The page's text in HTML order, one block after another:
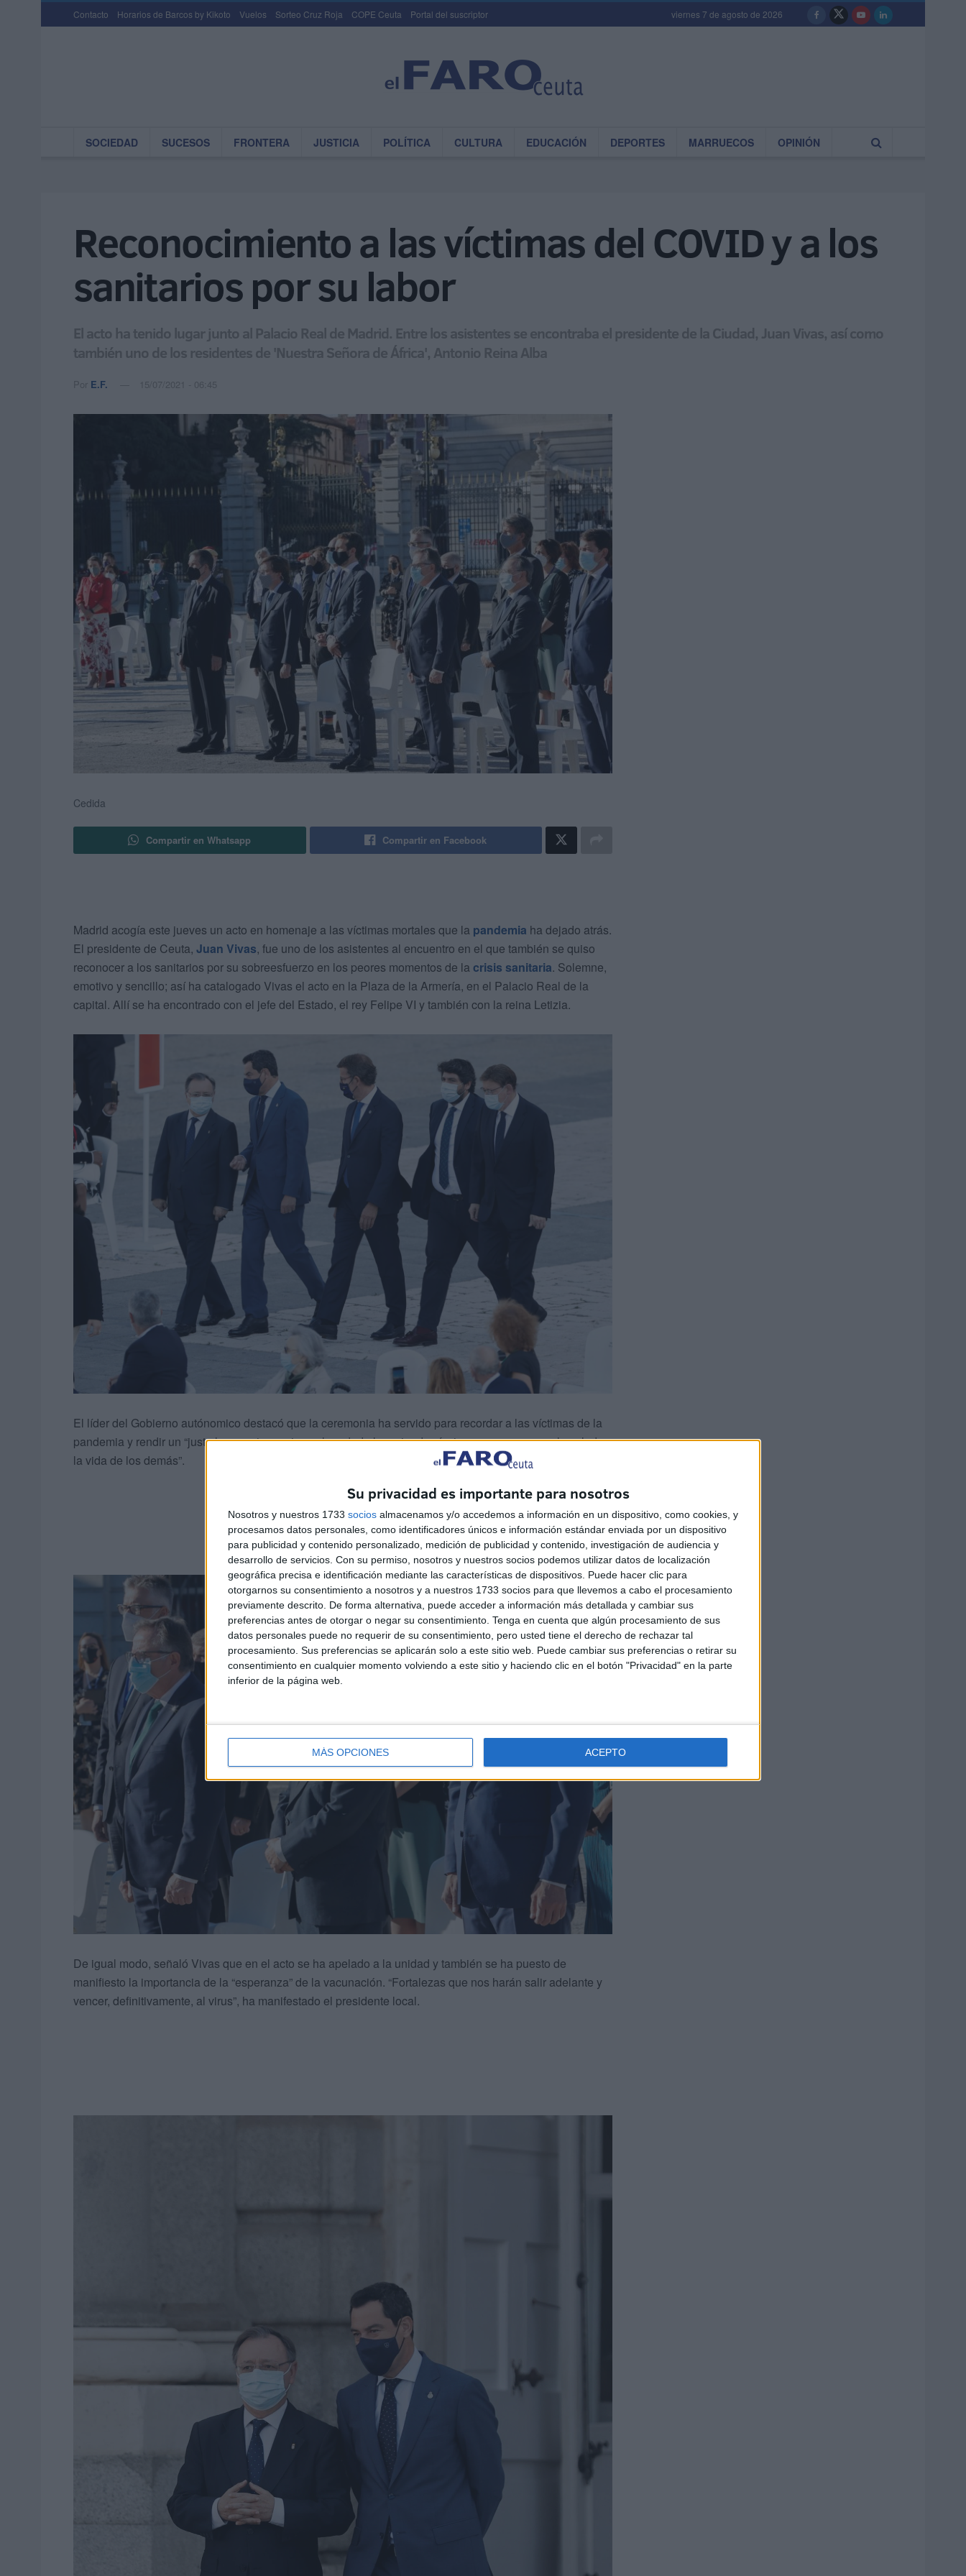
Su privacidad es importante para nosotros
Nosotros y nuestros 1733 socios almacenamos y/o accedemos a información en un dispositivo, como cookies, y
procesamos datos personales, como identificadores únicos e información estándar enviada por un dispositivo
para publicidad y contenido personalizado, medición de publicidad y contenido, investigación de audiencia y
desarrollo de servicios. Con su permiso, nosotros y nuestros socios podemos utilizar datos de localización
geográfica precisa e identificación mediante las características de dispositivos. Puede hacer clic para
otorgarnos su consentimiento a nosotros y a nuestros 1733 socios para que llevemos a cabo el procesamiento
previamente descrito. De forma alternativa, puede acceder a información más detallada y cambiar sus
preferencias antes de otorgar o negar su consentimiento. Tenga en cuenta que algún procesamiento de sus
datos personales puede no requerir de su consentimiento, pero usted tiene el derecho de rechazar tal
procesamiento. Sus preferencias se aplicarán solo a este sitio web. Puede cambiar sus preferencias o retirar su
consentimiento en cualquier momento volviendo a este sitio y haciendo clic en el botón "Privacidad" en la parte
inferior de la página web.
MÁS OPCIONES ACEPTO
Contacto Horarios de Barcos by Kikoto Vuelos Sorteo Cruz Roja COPE Ceuta Portal del suscriptor viernes 7 de agosto de 2026
SOCIEDAD SUCESOS FRONTERA JUSTICIA POLÍTICA CULTURA EDUCACIÓN DEPORTES MARRUECOS OPINIÓN
Reconocimiento a las víctimas del COVID y a los
sanitarios por su labor
El acto ha tenido lugar junto al Palacio Real de Madrid. Entre los asistentes se encontraba el presidente de la Ciudad, Juan Vivas, así como
también uno de los residentes de 'Nuestra Señora de África', Antonio Reina Alba
Por E.F. 15/07/2021 - 06:45
Cedida
Compartir en Whatsapp Compartir en Facebook
Madrid acogía este jueves un acto en homenaje a las víctimas mortales que la pandemia ha dejado atrás.
El presidente de Ceuta, Juan Vivas, fue uno de los asistentes al encuentro en el que también se quiso
reconocer a los sanitarios por su sobreesfuerzo en los peores momentos de la crisis sanitaria. Solemne,
emotivo y sencillo; así ha catalogado Vivas el acto en la Plaza de la Armería, en el Palacio Real de la
capital. Allí se ha encontrado con el jefe del Estado, el rey Felipe VI y también con la reina Letizia.
El líder del Gobierno autónomico destacó que la ceremonia ha servido para recordar a las víctimas de la
pandemia y rendir un “justo homenaje a quienes han dado lo mejor de sí mismos por preservar la salud y
la vida de los demás”.
De igual modo, señaló Vivas que en el acto se ha apelado a la unidad y también se ha puesto de
manifiesto la importancia de la “esperanza” de la vacunación. “Fortalezas que nos harán salir adelante y
vencer, definitivamente, al virus”, ha manifestado el presidente local.